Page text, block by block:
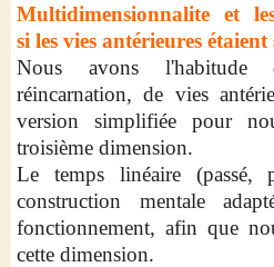
Multidimensionnalite et
si les vies antérieures
Nous avons l'habitude
réincarnation, de vies
version simplifiée pour
troisième dimension.
Le temps linéaire (passé,
construction mentale
fonctionnement, afin que
cette dimension.